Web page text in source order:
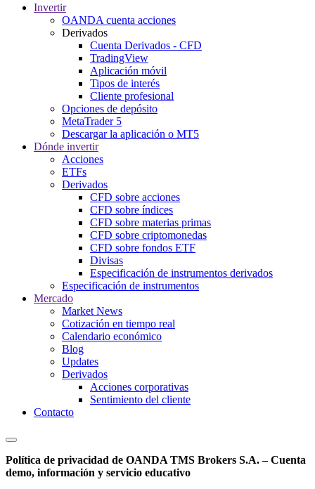
Invertir
OANDA cuenta acciones
Derivados
Cuenta Derivados - CFD
TradingView
Aplicación móvil
Tipos de interés
Cliente profesional
Opciones de depósito
MetaTrader 5
Descargar la aplicación o MT5
Dónde invertir
Acciones
ETFs
Derivados
CFD sobre acciones
CFD sobre índices
CFD sobre materias primas
CFD sobre criptomonedas
CFD sobre fondos ETF
Divisas
Especificación de instrumentos derivados
Especificación de instrumentos
Mercado
Market News
Cotización en tiempo real
Calendario económico
Blog
Updates
Derivados
Acciones corporativas
Sentimiento del cliente
Contacto
Política de privacidad de OANDA TMS Brokers S.A. – Cuenta
demo, información y servicio educativo